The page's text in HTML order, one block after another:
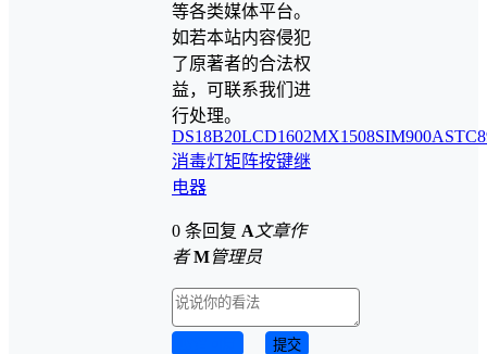
等各类媒体平台。
如若本站内容侵犯
了原著者的合法权
益，可联系我们进
行处理。
DS18B20LCD1602MX1508SIM900A
消毒灯矩阵按键继
电器
0 条回复 A 文章作
者 M管理员
提交